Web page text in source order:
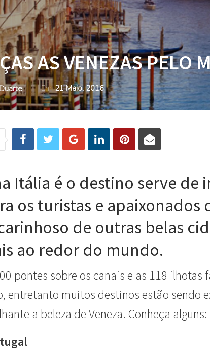
AS VENEZAS PELO
Em21 Maio, 2016
Itália é o destino serve de
os turistas e apaixonados
de outras belas
ao redor do mundo.
pontes sobre os canais e as 118 ilhotas
entretanto muitos destinos estão sendo
a beleza de Veneza. Conheça alguns: